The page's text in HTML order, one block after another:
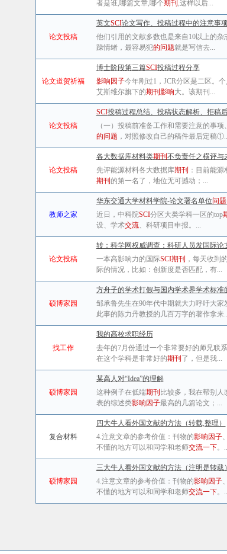
者是谁,哪篇文章,哪个期刊 ,这样以后...
论文投稿
英文SCI论文写作、投稿过程中的注意事项
他们引用的文献多数也是来自10以上的杂
躁情绪，最容易犯的问题就是写信去...
论文道贺祈福
博士阶段第三篇SCI投稿过程分享
影响因子今年刚过1，JCR分区是二区。
艾斯维尔旗下的期刊影响大。该期刊...
论文投稿
SCI投稿过程总结、投稿状态解析、拒稿
（一）投稿前准备工作和需要注意的事项
的问题 ，对照修改自己的稿件最后定稿
论文投稿
各大数据库材料类期刊 不负责任之横评与
先评能源材料各大数据库期刊 ：目前能
期刊 的第一名了，地位无可撼动；...
教师之家
华东交通大学材料学院-论文署名单位问题
近日，中科院SCI分区大类学科一区的top
设、学术交流、科研项目申报。...
论文投稿
转：科学网权威调查：科研人员发国际论
一本高影响力的国际SCI期刊 ，每天收到
际的情况，比如：创新度是否匹配，有...
硕博家园
方舟子的学术打假与国内学术界学术标准
邹承鲁先生在90年代中期就大力呼吁大家
此事的陈力丹教授的几百万字的著作拿来
找工作
我的高校求职经历
去年的7月份通过一个非常要好的师兄联
在这个学科是非常好的期刊 了，但是我...
硕博家园
某高人对“Idea”的理解
这种例子在低端期刊 比较多，我在帮别人
表的综述类影响因子最高的几篇论文；...
复合材料
四大牛人看外国文献的方法（转载,整理）
4.注意文章的参考价值：刊物的影响因子
不懂的地方可以和同学和老师交流一下。
硕博家园
三大牛人看外国文献的方法（注明是转载）
4.注意文章的参考价值：刊物的影响因子
不懂的地方可以和同学和老师交流一下。